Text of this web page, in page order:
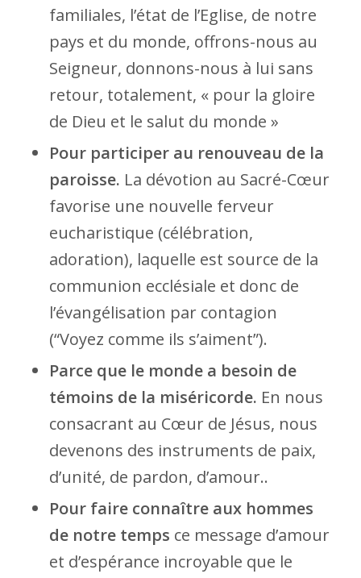
familiales, l’état de l’Eglise, de notre
pays et du monde, offrons-nous au
Seigneur, donnons-nous à lui sans
retour, totalement, « pour la gloire
de Dieu et le salut du monde »
Pour participer au renouveau de la
paroisse. La dévotion au Sacré-Cœur
favorise une nouvelle ferveur
eucharistique (célébration,
adoration), laquelle est source de la
communion ecclésiale et donc de
l’évangélisation par contagion
(“Voyez comme ils s’aiment”).
Parce que le monde a besoin de
témoins de la miséricorde. En nous
consacrant au Cœur de Jésus, nous
devenons des instruments de paix,
d’unité, de pardon, d’amour..
Pour faire connaître aux hommes
de notre temps ce message d’amour
et d’espérance incroyable que le